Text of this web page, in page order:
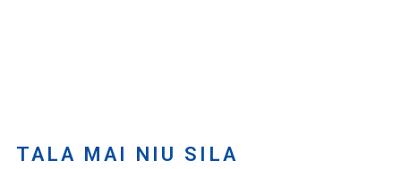
TALA MAI NIU SILA